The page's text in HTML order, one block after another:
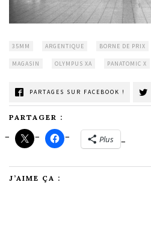
35MM ARGENTIQUE BORNE DE PRIX
MAGASIN OLYMPUS XA PANATOMIC X
PARTAGES SUR FACEBOOK !
PARTAGER :
Plus
J’AIME ÇA :